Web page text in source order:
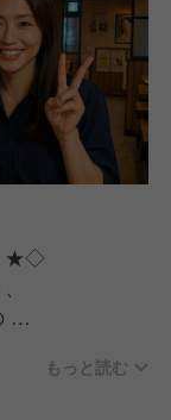
にしません！
に考えましょ
せんか？
★◇
もっと読む